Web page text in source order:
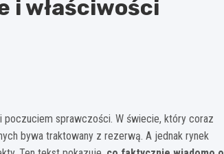
i właściwości
sprawczości. W świecie, który coraz
bywa traktowany z rezerwą. A jednak rynek